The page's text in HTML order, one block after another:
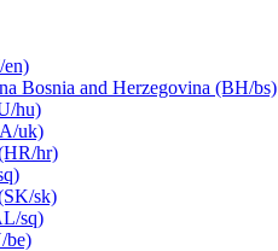
Bosnia and Herzegovina (BH/bs)
hu)
uk)
hr)
sk)
sq)
be)